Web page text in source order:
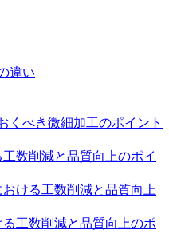
違い
くべき微細加工のポイント
数削減と品質向上のポイ
ける工数削減と品質向上
工数削減と品質向上のポ